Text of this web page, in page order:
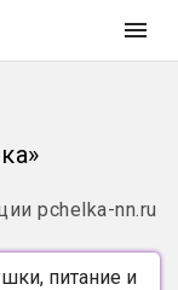
»
pchelka-nn.ru
питание и